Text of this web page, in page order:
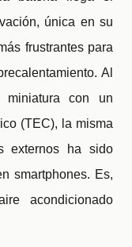
única en su
frustrantes para
Al
miniatura con un
(TEC), la misma
externos ha sido
smartphones. Es,
acondicionado